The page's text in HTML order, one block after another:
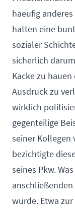
haeufig
hatten eine
sozialer
sicherlich
Kacke zu
Ausdruck zu
wirklich
gegenteilige
seiner Kollegen
bezichtigte
seines Pkw.
wurde. Etwa